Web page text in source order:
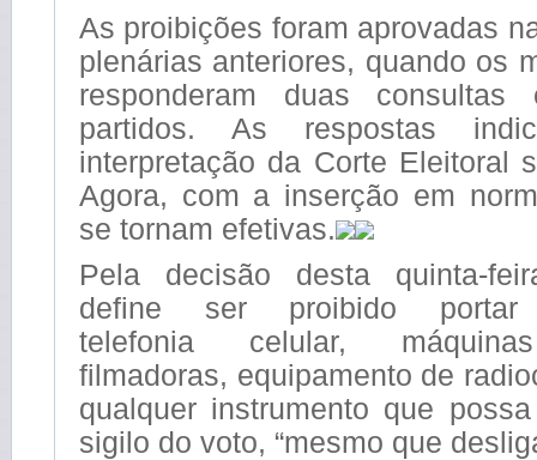
As proibições foram aprovadas
plenárias anteriores, quando os
responderam duas consultas
partidos. As respostas
interpretação da Corte Eleitoral
Agora, com a inserção em
se tornam efetivas.
Pela decisão desta quinta-
define ser proibido
telefonia celular,
filmadoras, equipamento de
qualquer instrumento que
sigilo do voto, “mesmo que